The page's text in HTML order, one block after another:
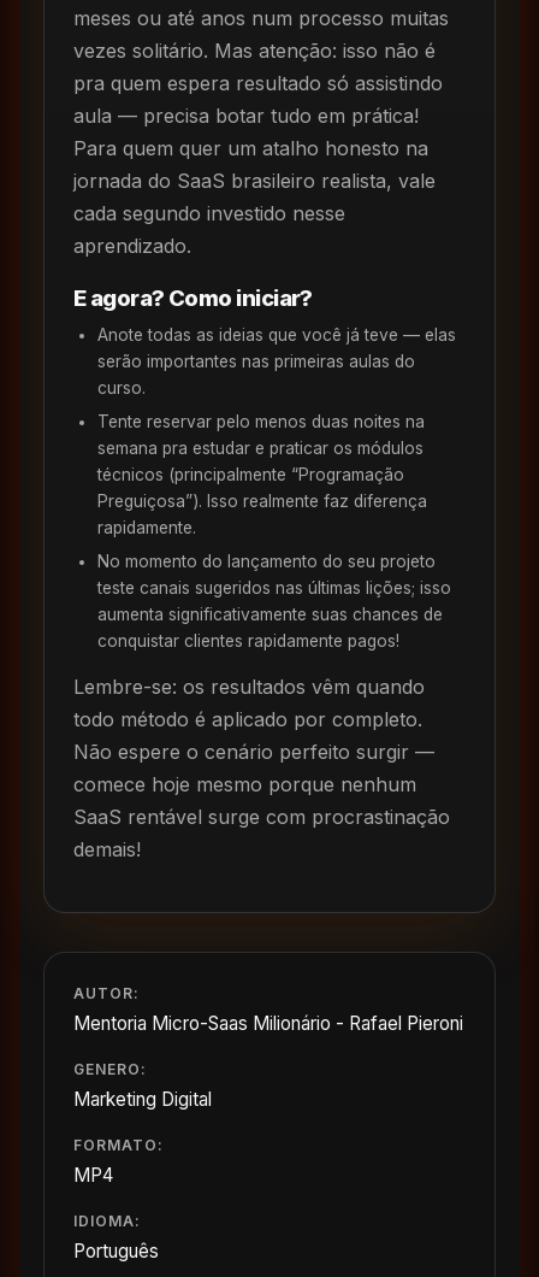
meses ou até anos num processo muitas
vezes solitário. Mas atenção: isso não é
pra quem espera resultado só assistindo
aula — precisa botar tudo em prática!
Para quem quer um atalho honesto na
jornada do SaaS brasileiro realista, vale
cada segundo investido nesse
aprendizado.
E agora? Como iniciar?
Anote todas as ideias que você já teve — elas
serão importantes nas primeiras aulas do
curso.
Tente reservar pelo menos duas noites na
semana pra estudar e praticar os módulos
técnicos (principalmente “Programação
Preguiçosa”). Isso realmente faz diferença
rapidamente.
No momento do lançamento do seu projeto
teste canais sugeridos nas últimas lições; isso
aumenta significativamente suas chances de
conquistar clientes rapidamente pagos!
Lembre-se: os resultados vêm quando
todo método é aplicado por completo.
Não espere o cenário perfeito surgir —
comece hoje mesmo porque nenhum
SaaS rentável surge com procrastinação
demais!
AUTOR:
Mentoria Micro-Saas Milionário - Rafael Pieroni
GENERO:
Marketing Digital
FORMATO:
MP4
IDIOMA:
Português